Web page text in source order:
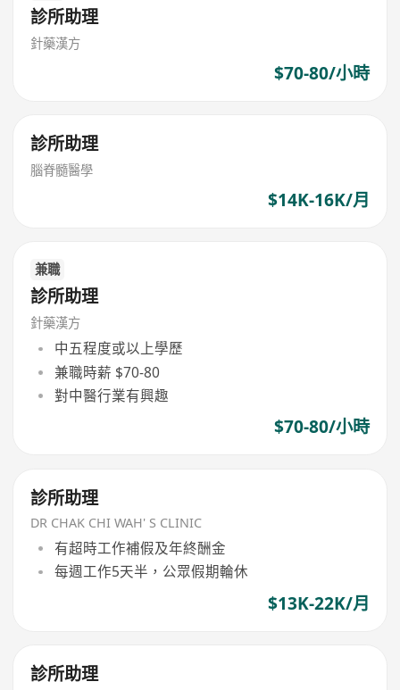
診所助理
針藥漢方
$70-80/小時
診所助理
腦脊髓醫學
$14K-16K/月
兼職
診所助理
針藥漢方
中五程度或以上學歷
兼職時薪 $70-80
對中醫行業有興趣
$70-80/小時
診所助理
DR CHAK CHI WAH' S CLINIC
有超時工作補假及年終酬金
每週工作5天半，公眾假期輪休
$13K-22K/月
診所助理